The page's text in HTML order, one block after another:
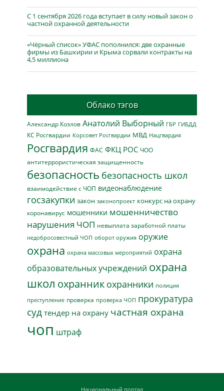
С 1 сентября 2026 года вступает в силу новый закон о
частной охранной деятельности
«Чёрный список» УФАС пополнился: две охранные
фирмы из Башкирии и Крыма сорвали контракты на
4,5 миллиона
Облако тэгов
Александр Козлов Анатолий Выборный ГБР ГИБДД
КС Росгвардии Корсовет Росгвардии МВД Нацгвардия
Росгвардия ФАС ФКЦ РОС ЧОО
антитеррористическая защищенность
безопасность безопасность школ
взаимодействие с ЧОП видеонаблюдение
госзакупки закон законопроект конкурс на охрану
коронавирус мошенники мошенничество
нарушения ЧОП невыплата заработной платы
недобросовестный ЧОП оборот оружия оружие
охрана охрана массовых мероприятий охрана
образовательных учреждений охрана
школ охранник охранники полиция
преступление проверка проверка ЧОП прокуратура
суд тендер на охрану частная охрана
чоп штраф
Национальный портал